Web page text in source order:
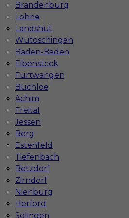
Brandenburg
Lohne
Landshut
Wutöschingen
Baden-Baden
Eibenstock
Furtwangen
Buchloe
Achim
Freital
Jessen
Berg
Estenfeld
Tiefenbach
Betzdorf
Zirndorf
Nienburg
Herford
Solingen
Mapa ofert pracy
Mapa kategorii
Informacje w sprawie pracy
Telefon:793-577-977
Dane firmy
In-Serv Team Sp. z o.o.